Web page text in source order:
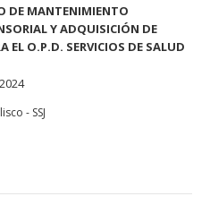
DE MANTENIMIENTO
Y ADQUISICIÓN DE
EL O.P.D. SERVICIOS DE SALUD
- SSJ